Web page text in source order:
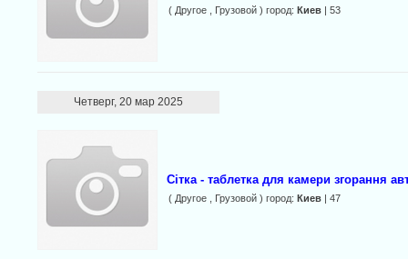
( Другое , Грузовой ) город: Киев| 53
Четверг, 20 мар 2025
Сітка - таблетка для камери згорання
( Другое , Грузовой ) город: Киев| 47